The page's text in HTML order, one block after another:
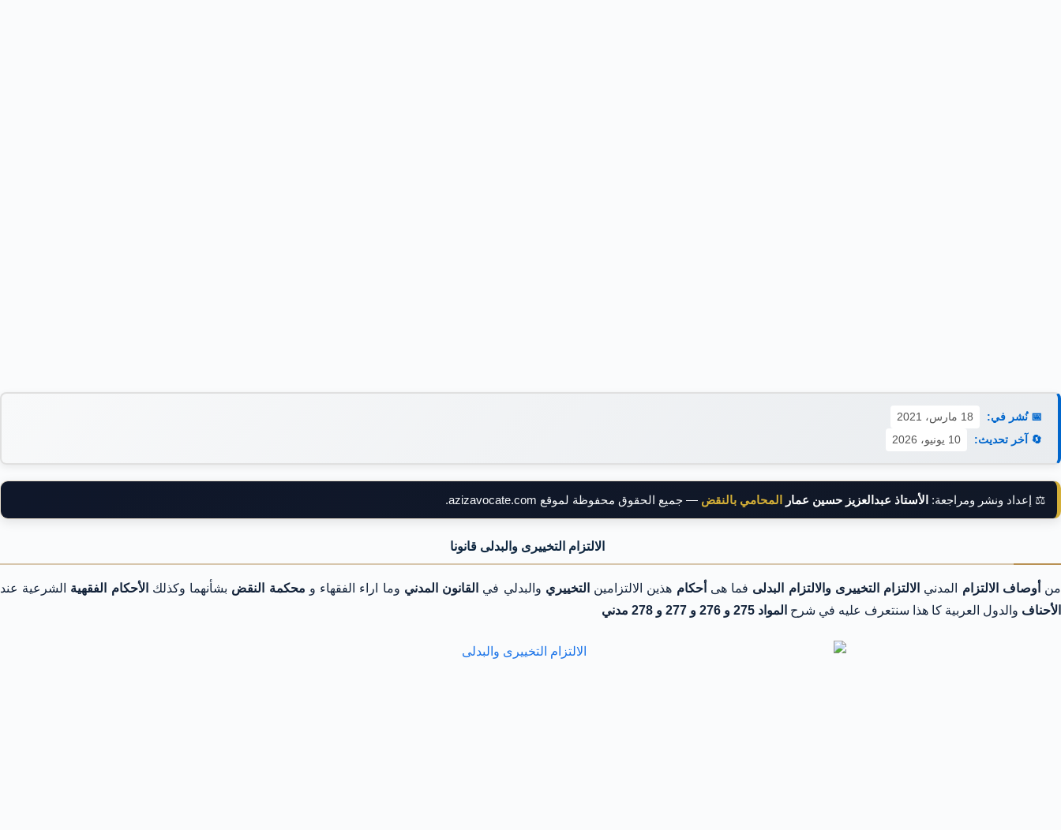
📅 نُشر في:
18 مارس، 2021
🔄 آخر تحديث:
10 يونيو، 2026
⚖️ إعداد ونشر ومراجعة: الأستاذ عبدالعزيز حسين عمار المحامي بالنقض — جميع الحقوق محفوظة لموقع azizavocate.com.
الالتزام التخييرى والبدلى قانونا
من أوصاف الالتزام المدني الالتزام التخييرى والالتزام البدلى فما هى أحكام هذين الالتزامين التخييري والبدلي في القانون المدني وما اراء الفقهاء و محكمة النقض بشأنهما وكذلك الأحكام الفقهية الشرعية عند
الأحناف والدول العربية كا هذا سنتعرف عليه في شرح المواد 275 و 276 و 277 و 278 مدني